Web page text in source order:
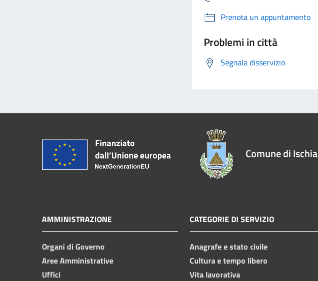
Prenota un appuntamento
Problemi in città
Segnala disservizio
Comune di Ischia
AMMINISTRAZIONE
Organi di Governo
Aree Amministrative
Uffici
CATEGORIE DI SERVIZIO
Anagrafe e stato civile
Cultura e tempo libero
Vita lavorativa